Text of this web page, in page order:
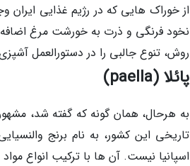
از خوراک هایی که در رژیم غذایی ایران
نخود فرنگی و ذرت به خورشت مرغ اضافه
روش، تنوع جالبی را در دستورالعمل
پائلا (paella)
به هرحال، همان گونه که گفته شد،
تاریخی این کشور، به نام برنج
اسپانیا نیست. آن ها با ترکیب انواع